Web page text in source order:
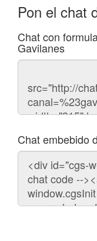
Pon el chat
Chat con
Gavilanes
Código
chat
Chat embebido
Código
para
embeber
chat